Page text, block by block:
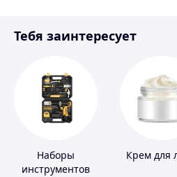
Инструмент
Тебя заинтересует
Наборы
инструментов
Крем для